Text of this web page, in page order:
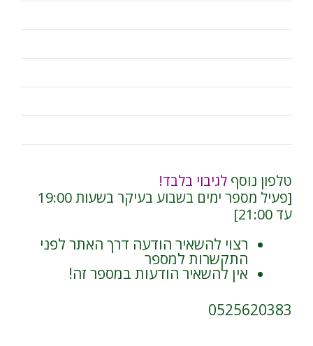
טלפון נוסף לגיבוי בלבד!
[פעיל מספר ימים בשבוע בעיקר בשעות 19:00
עד 21:00]
רצוי להשאיר הודעה דרך האתר לפני
התקשרות למספר
אין להשאיר הודעות במספר זה!
0525620383